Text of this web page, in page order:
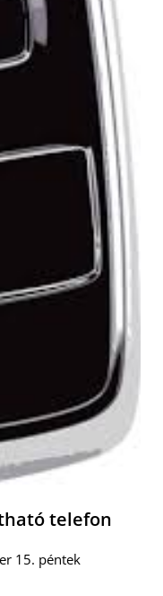
telefon
15. péntek